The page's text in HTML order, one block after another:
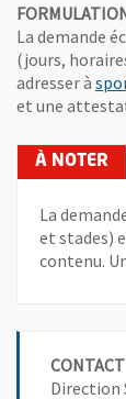
La demande
(jours,
adresser à
et une
La
et stades)
contenu.
CONTACT
Direction